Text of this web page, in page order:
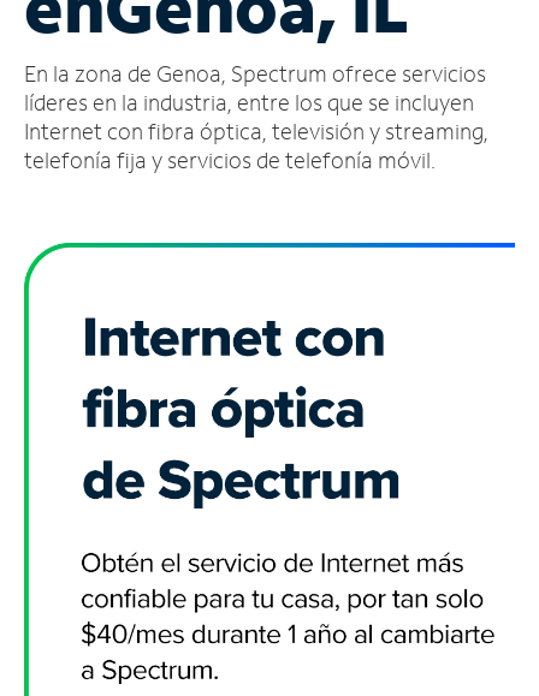
cuenta
Encuentra
una
tienda
En la zona de Genoa, Spectrum ofrece servicios
líderes en la industria, entre los que se incluyen
Internet con fibra óptica, televisión y streaming,
telefonía fija y servicios de telefonía móvil.